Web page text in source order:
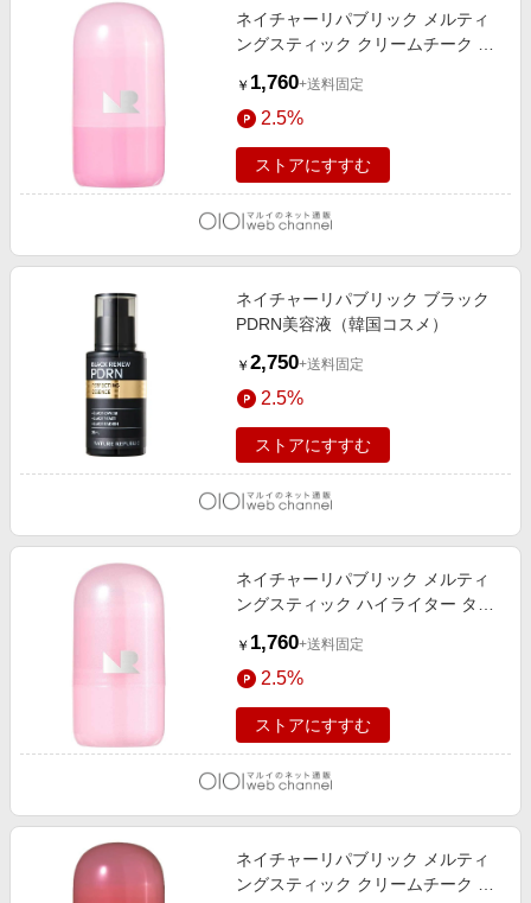
ネイチャーリパブリック メルティ
ングスティック クリームチーク ラ
ベンダーバター
￥ 1,760+送料固定
2.5%
ストアにすすむ
ネイチャーリパブリック ブラック
PDRN美容液（韓国コスメ）
￥ 2,750+送料固定
2.5%
ストアにすすむ
ネイチャーリパブリック メルティ
ングスティック ハイライター タロ
ーツ
￥ 1,760+送料固定
2.5%
ストアにすすむ
ネイチャーリパブリック メルティ
ングスティック クリームチーク ト